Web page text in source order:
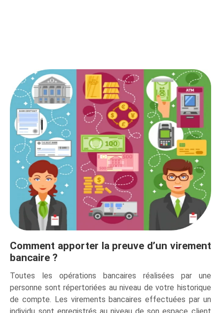
Comment apporter la preuve d’un virement
bancaire ?
Toutes les opérations bancaires réalisées par une
personne sont répertoriées au niveau de votre historique
de compte. Les virements bancaires effectuées par un